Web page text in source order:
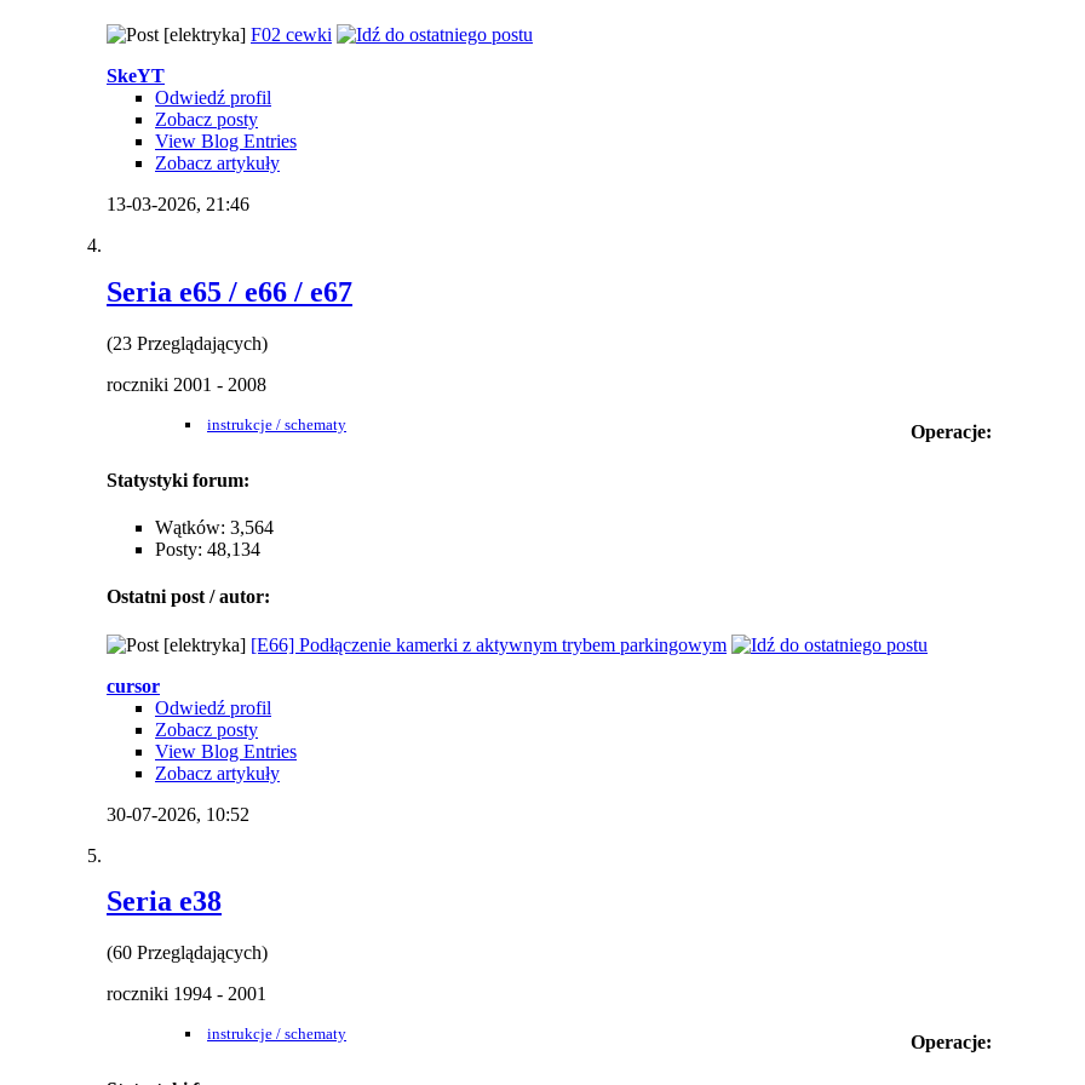
[elektryka] F02 cewki
SkeYT
Odwiedź profil
Zobacz posty
View Blog Entries
Zobacz artykuły
13-03-2026, 21:46
Seria e65 / e66 / e67
(23 Przeglądających)
roczniki 2001 - 2008
instrukcje / schematy Operacje:
Statystyki forum:
Wątków: 3,564
Posty: 48,134
Ostatni post / autor:
[elektryka] [E66] Podłączenie kamerki z aktywnym trybem parkingowym
cursor
Odwiedź profil
Zobacz posty
View Blog Entries
Zobacz artykuły
30-07-2026, 10:52
Seria e38
(60 Przeglądających)
roczniki 1994 - 2001
instrukcje / schematy Operacje: